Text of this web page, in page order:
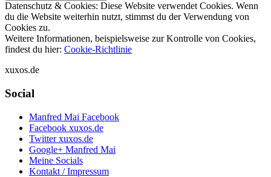
Datenschutz & Cookies: Diese Website verwendet Cookies. Wenn
du die Website weiterhin nutzt, stimmst du der Verwendung von
Cookies zu.
Weitere Informationen, beispielsweise zur Kontrolle von Cookies,
findest du hier: Cookie-Richtlinie
xuxos.de
Social
Manfred Mai Facebook
Facebook xuxos.de
Twitter xuxos.de
Google+ Manfred Mai
Meine Socials
Kontakt / Impressum